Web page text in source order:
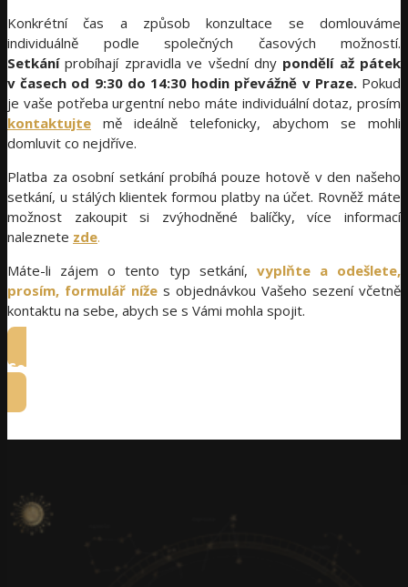
Konkrétní čas a způsob konzultace se domlouváme
individuálně podle společných časových možností.
Setkáníprobíhají zpravidla ve všední dnypondělí až pátek
v časech od 9:30 do 14:30 hodin převážně v Praze. Pokud
je vaše potřeba urgentní nebo máte individuální dotaz, prosím
kontaktujte mě ideálně telefonicky, abychom se mohli
domluvit co nejdříve.
Platba za osobní setkání probíhá pouze hotově v den našeho
setkání, u stálých klientek formou platby na účet. Rovněž máte
možnost zakoupit si zvýhodněné balíčky, více informací
naleznete zde.
Máte-li zájem o tento typ setkání, vyplňte a odešlete,
prosím, formulář níže s objednávkou Vašeho sezení včetně
kontaktu na sebe, abych se s Vámi mohla spojit.
Ceník najdete zde.